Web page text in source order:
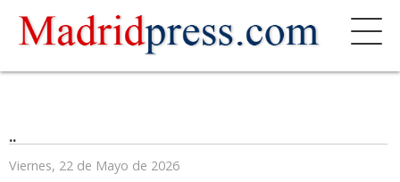
..
Viernes, 22 de Mayo de 2026